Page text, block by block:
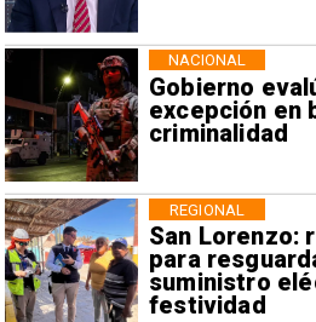
Gobierno
excepción en
criminalidad
NACIONAL
San Lorenzo:
para
suministro
festividad
REGIONAL